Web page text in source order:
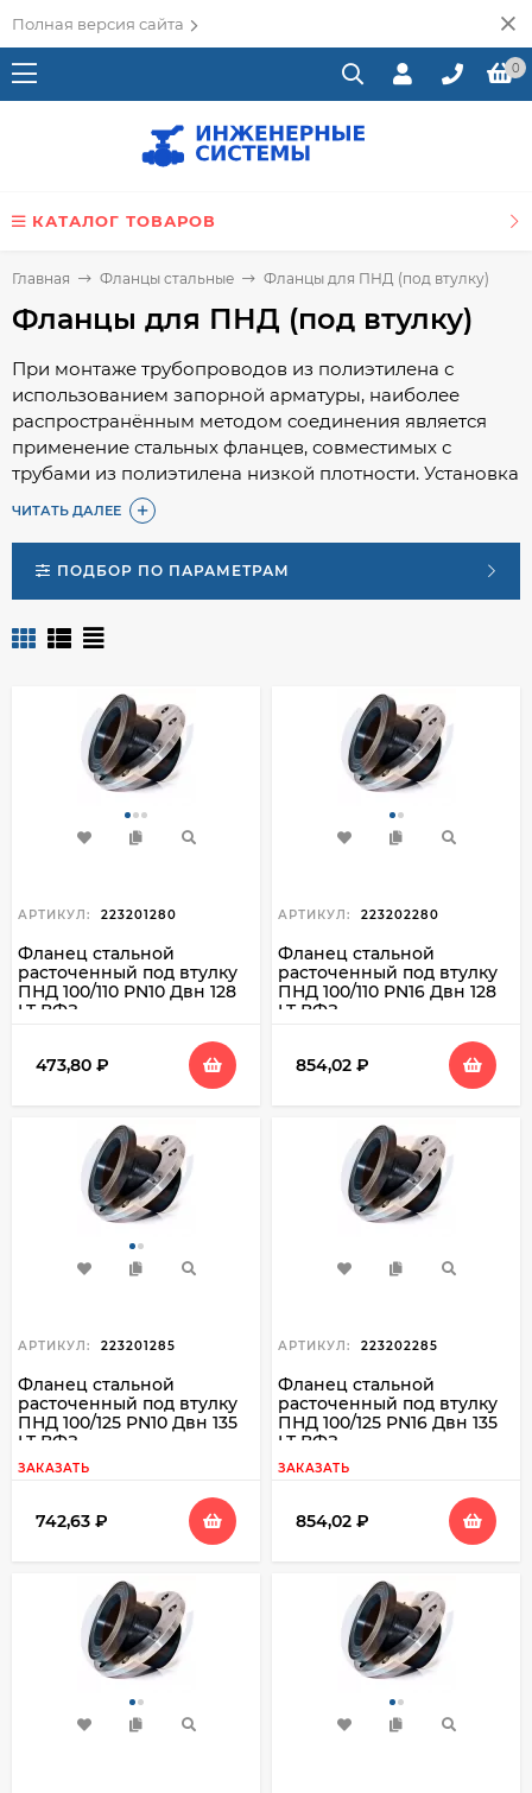
Полная версия сайта
0
КАТАЛОГ ТОВАРОВ
Главная Фланцы стальные Фланцы для ПНД (под втулку)
Фланцы для ПНД (под втулку)
При монтаже трубопроводов из полиэтилена с
использованием запорной арматуры, наиболее
распространённым методом соединения является
применение стальных фланцев, совместимых с
трубами из полиэтилена низкой плотности. Установка
таких фланцев осуществляется в комплексе с втулкой
или специальным буртом.
ЧИТАТЬ ДАЛЕЕ
ПОДБОР ПО ПАРАМЕТРАМ
АРТИКУЛ: 223201280
Фланец стальной
расточенный под втулку
ПНД 100/110 PN10 Двн 128
LT ВФЗ
473,80 ₽
АРТИКУЛ: 223202280
Фланец стальной
расточенный под втулку
ПНД 100/110 PN16 Двн 128
LT ВФЗ
854,02 ₽
АРТИКУЛ: 223201285
Фланец стальной
расточенный под втулку
ПНД 100/125 PN10 Двн 135
LT ВФЗ
ЗАКАЗАТЬ
742,63 ₽
АРТИКУЛ: 223202285
Фланец стальной
расточенный под втулку
ПНД 100/125 PN16 Двн 135
LT ВФЗ
ЗАКАЗАТЬ
854,02 ₽